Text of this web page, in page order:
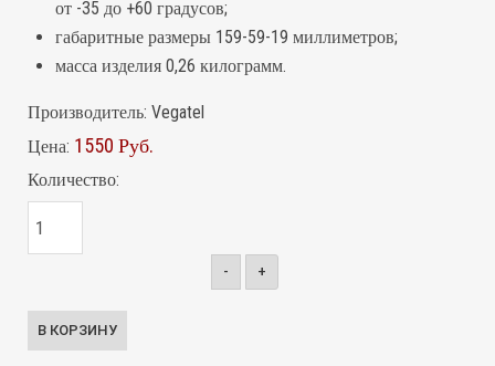
от -35 до +60 градусов;
габаритные размеры 159-59-19 миллиметров;
масса изделия 0,26 килограмм.
Производитель: Vegatel
Цена: 1550 Руб.
Количество:
- +